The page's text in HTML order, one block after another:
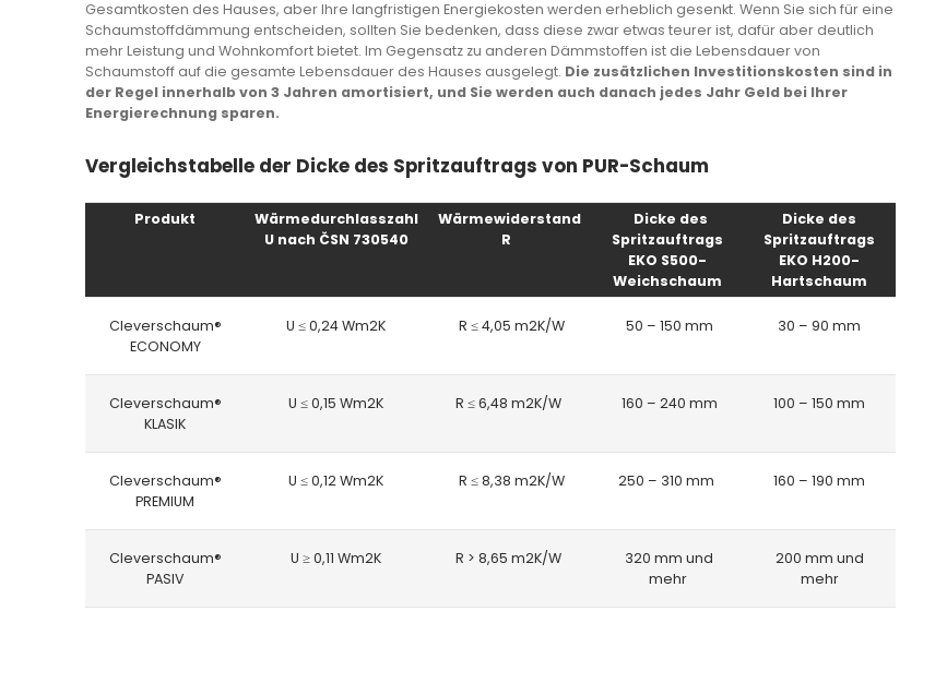
Gesamtkosten des Hauses, aber Ihre langfristigen Energiekosten werden erheblich gesenkt. Wenn Sie sich für eine
Schaumstoffdämmung entscheiden, sollten Sie bedenken, dass diese zwar etwas teurer ist, dafür aber deutlich
mehr Leistung und Wohnkomfort bietet. Im Gegensatz zu anderen Dämmstoffen ist die Lebensdauer von
Schaumstoff auf die gesamte Lebensdauer des Hauses ausgelegt. Die zusätzlichen Investitionskosten sind in
der Regel innerhalb von 3 Jahren amortisiert, und Sie werden auch danach jedes Jahr Geld bei Ihrer
Energierechnung sparen.
Vergleichstabelle der Dicke des Spritzauftrags von PUR-Schaum
Produkt
Wärmedurchlasszahl
U nach ČSN 730540
Wärmewiderstand
R
Dicke des
Spritzauftrags
EKO S500-
Weichschaum
Dicke des
Spritzauftrags
EKO H200-
Hartschaum
Cleverschaum®
ECONOMY
U ≤ 0,24 Wm2K R ≤ 4,05 m2K/W 50 – 150 mm 30 – 90 mm
Cleverschaum®
KLASIK
U ≤ 0,15 Wm2K R ≤ 6,48 m2K/W 160 – 240 mm 100 – 150 mm
Cleverschaum®
PREMIUM
U ≤ 0,12 Wm2K R ≤ 8,38 m2K/W 250 – 310 mm 160 – 190 mm
Cleverschaum®
PASIV
U ≥ 0,11 Wm2K R > 8,65 m2K/W
320 mm und
mehr
200 mm und
mehr